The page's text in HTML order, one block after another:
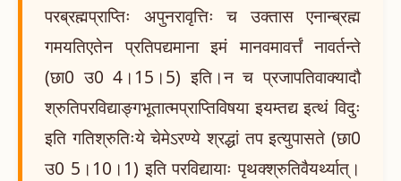
परब्रह्मप्राप्तिः अपुनरावृत्तिः च उक्तास एनान्ब्रह्म
गमयतिएतेन प्रतिपद्यमाना इमं मानवमावर्त्तं नावर्तन्ते
(छा0 उ0 4।15।5) इति।न च प्रजापतिवाक्यादौ
श्रुतिपरविद्याङ्गभूतात्मप्राप्तिविषया इयम्तद्य इत्थं विदुः
इति गतिश्रुतिःये चेमेऽरण्ये श्रद्धां तप इत्युपासते (छा0
उ0 5।10।1) इति परविद्यायाः पृथक्श्रुतिवैयर्थ्यात्।